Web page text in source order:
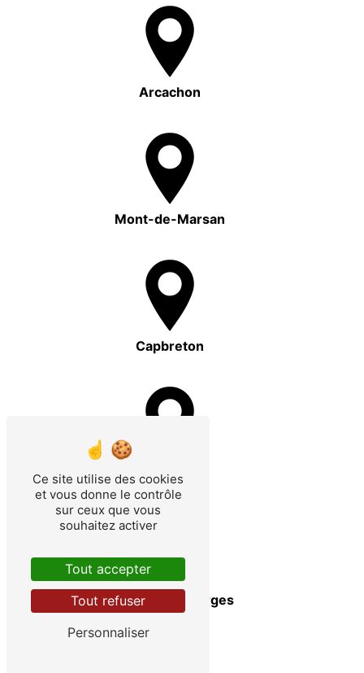
Arcachon
Mont-de-Marsan
Capbreton
Bayonne
Pontenx-les-Forges
Ce site utilise des cookies
et vous donne le contrôle
sur ceux que vous
souhaitez activer
Tout accepter
Tout refuser
Personnaliser